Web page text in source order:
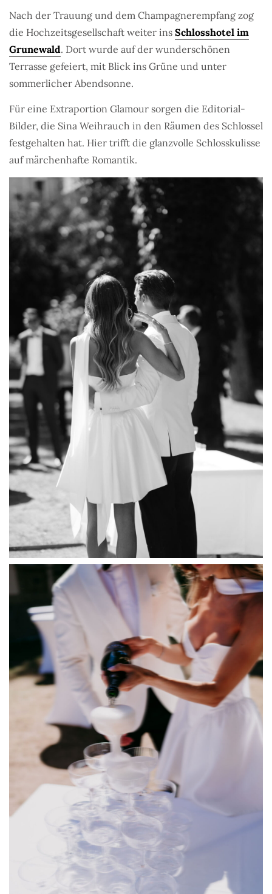
Nach der Trauung und dem Champagnerempfang zog
die Hochzeitsgesellschaft weiter ins Schlosshotel im
Grunewald. Dort wurde auf der wunderschönen
Terrasse gefeiert, mit Blick ins Grüne und unter
sommerlicher Abendsonne.
Für eine Extraportion Glamour sorgen die Editorial-
Bilder, die Sina Weihrauch in den Räumen des Schlossel
festgehalten hat. Hier trifft die glanzvolle Schlosskulisse
auf märchenhafte Romantik.